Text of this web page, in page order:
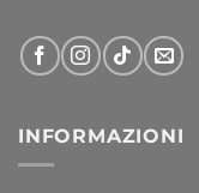
INFORMAZIONI